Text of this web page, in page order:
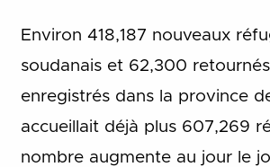
Environ 418,187 nouveaux
soudanais et 62,300
enregistrés dans la province
accueillait déjà plus 607,269
nombre augmente au jour le